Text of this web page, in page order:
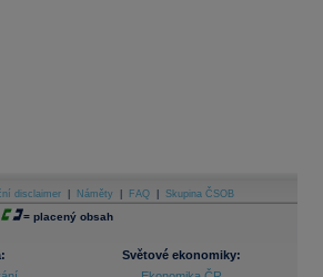
disclaimer Náměty FAQ Skupina ČSOB
= placený obsah
Světové ekonomiky: